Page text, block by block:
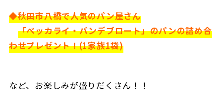
◆秋田市八橋で人気のパン屋さん
「ベッカライ・バンデブロート」のパンの詰め合
わせプレゼント！(1家族1袋)
など、お楽しみが盛りだくさん！！